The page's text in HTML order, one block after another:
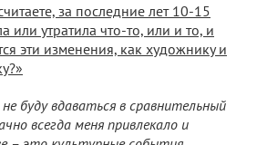
за последние лет 10-15
утратила что-то, или и то, и
эти изменения, как художнику и
буду вдаваться в сравнительный
всегда меня привлекало и